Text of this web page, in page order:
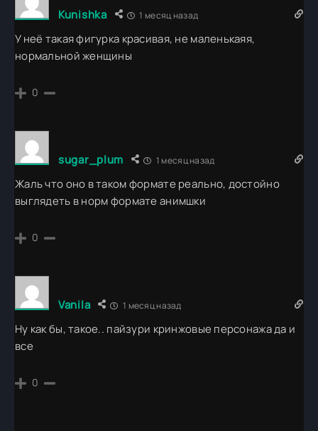
Kunishka 1 месяц назад
У неё такая фигурка красивая, не маленькаяя,
нормальной женщины
0
sugar_plum 1 месяц назад
Жаль что оно в таком формате реально, достойно
выглядеть в норм формате анимшки
0
Vanila 1 месяц назад
Ну как бы, такое.. пайзури кринжовые персонажа да и
все
0